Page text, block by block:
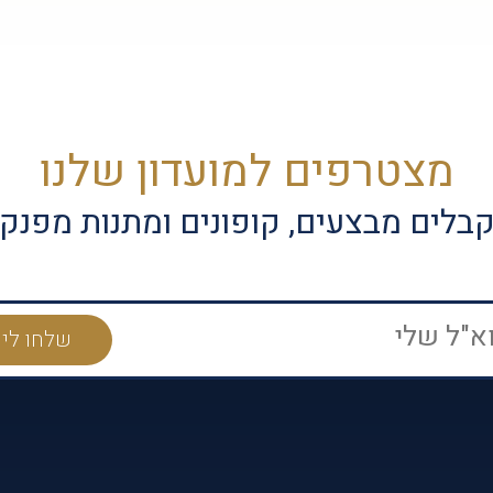
מצטרפים למועדון שלנו
מבצעים, קופונים ומתנות